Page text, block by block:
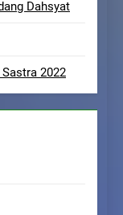
Dahsyat
2022